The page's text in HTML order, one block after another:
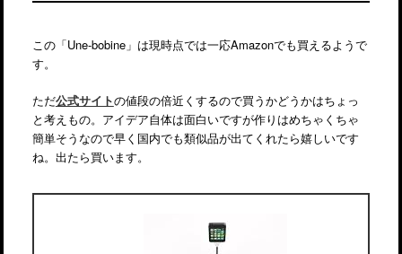
この「Une-bobine」は現時点では一応Amazonでも買えるようで
す。
ただ公式サイトの値段の倍近くするので買うかどうかはちょっ
と考えもの。アイデア自体は面白いですが作りはめちゃくちゃ
簡単そうなので早く国内でも類似品が出てくれたら嬉しいです
ね。出たら買います。